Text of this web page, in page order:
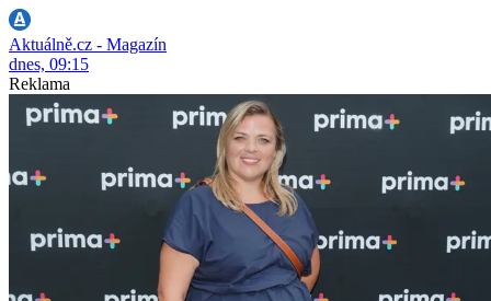
Aktuálně.cz - Magazín
dnes, 09:15
Reklama